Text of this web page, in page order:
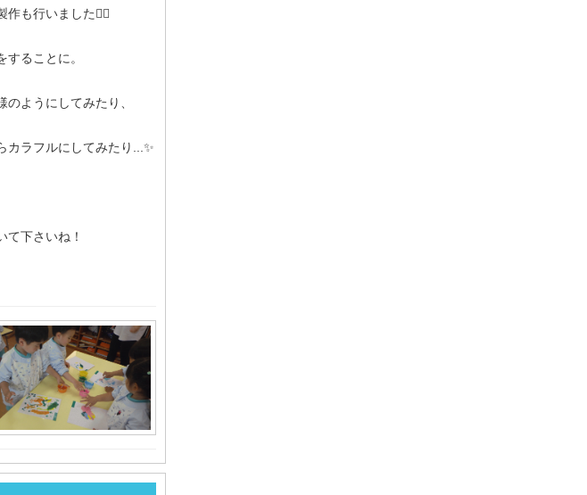
も行いました🏳️‍🌈
ることに。
ようにしてみたり、
カラフルにしてみたり...✨
て下さいね！